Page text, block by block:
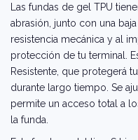
Las fundas de gel TPU
abrasión, junto con una
resistencia mecánica y al
protección de tu terminal.
Resistente, que protegerá
durante largo tiempo. Se
permite un acceso total a
la funda.